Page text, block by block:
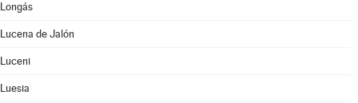
Longás
Lucena de Jalón
Luceni
Luesia